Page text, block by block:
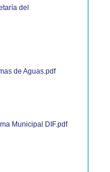
del
de Aguas.pdf
Municipal DIF.pdf